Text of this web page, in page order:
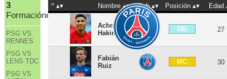
3
Formaciónes
PSG VS
RENNES
PSG VS
LENS TDC
PSG VS
^ Nombre Club Posición Edad
Achraf
Hakimi
DD 27
Fabián
Ruiz
MC 30